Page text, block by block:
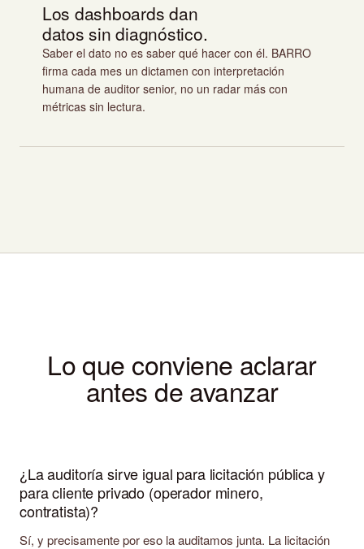
Los dashboards dan
datos sin diagnóstico.
Saber el dato no es saber qué hacer con él. BARRO
firma cada mes un dictamen con interpretación
humana de auditor senior, no un radar más con
métricas sin lectura.
Lo que conviene aclarar
antes de avanzar
¿La auditoría sirve igual para licitación pública y
para cliente privado (operador minero,
contratista)?
Sí, y precisamente por eso la auditamos junta. La licitación